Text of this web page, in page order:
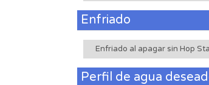
Enfriado
Enfriado al apagar sin Hop
Perfil de agua